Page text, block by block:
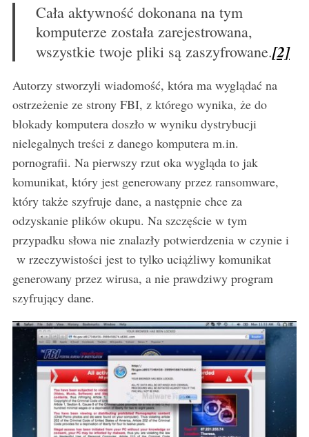
Cała aktywność dokonana na tym
komputerze została zarejestrowana,
wszystkie twoje pliki są zaszyfrowane.[2]
Autorzy stworzyli wiadomość, która ma wyglądać na
ostrzeżenie ze strony FBI, z którego wynika, że do
blokady komputera doszło w wyniku dystrybucji
nielegalnych treści z danego komputera m.in.
pornografii. Na pierwszy rzut oka wygląda to jak
komunikat, który jest generowany przez ransomware,
który także szyfruje dane, a następnie chce za
odzyskanie plików okupu. Na szczęście w tym
przypadku słowa nie znalazły potwierdzenia w czynie i
w rzeczywistości jest to tylko uciążliwy komunikat
generowany przez wirusa, a nie prawdziwy program
szyfrujący dane.